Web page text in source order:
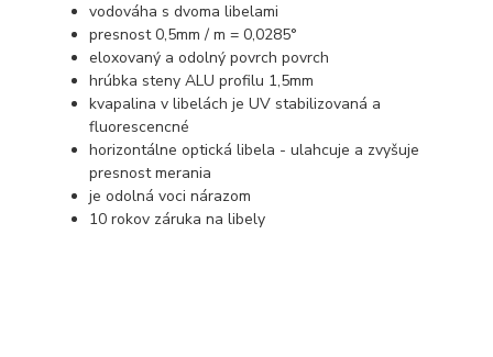
vodováha s dvoma libelami
presnost 0,5mm / m = 0,0285°
eloxovaný a odolný povrch povrch
hrúbka steny ALU profilu 1,5mm
kvapalina v libelách je UV stabilizovaná a
fluorescencné
horizontálne optická libela - ulahcuje a zvyšuje
presnost merania
je odolná voci nárazom
10 rokov záruka na libely